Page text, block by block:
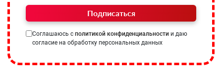
Подписаться
Соглашаюсь с политикой конфиденциальности и даю
согласие на обработку персональных данных